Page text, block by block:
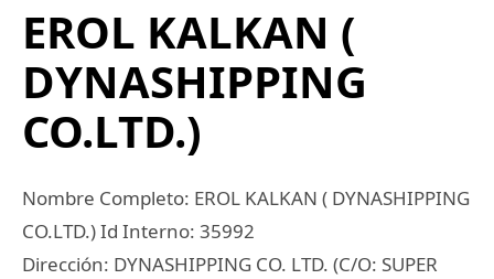
EROL KALKAN (
DYNASHIPPING
CO.LTD.)
Nombre Completo: EROL KALKAN ( DYNASHIPPING
CO.LTD.) Id Interno: 35992
Dirección: DYNASHIPPING CO. LTD. (C/O: SUPER